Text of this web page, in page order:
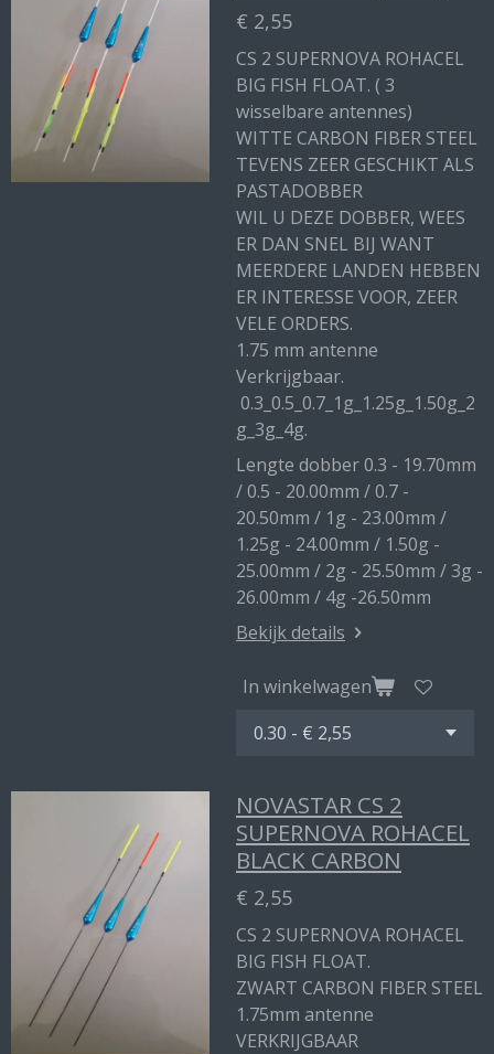
€ 2,55
CS 2 SUPERNOVA ROHACEL
BIG FISH FLOAT. ( 3
wisselbare antennes)
WITTE CARBON FIBER STEEL
TEVENS ZEER GESCHIKT ALS
PASTADOBBER
WIL U DEZE DOBBER, WEES
ER DAN SNEL BIJ WANT
MEERDERE LANDEN HEBBEN
ER INTERESSE VOOR, ZEER
VELE ORDERS.
1.75 mm antenne
Verkrijgbaar.
0.3_0.5_0.7_1g_1.25g_1.50g_2
g_3g_4g.
Lengte dobber 0.3 - 19.70mm
/ 0.5 - 20.00mm / 0.7 -
20.50mm / 1g - 23.00mm /
1.25g - 24.00mm / 1.50g -
25.00mm / 2g - 25.50mm / 3g -
26.00mm / 4g -26.50mm
Bekijk details
In winkelwagen
NOVASTAR CS 2
SUPERNOVA ROHACEL
BLACK CARBON
€ 2,55
CS 2 SUPERNOVA ROHACEL
BIG FISH FLOAT.
ZWART CARBON FIBER STEEL
1.75mm antenne
VERKRIJGBAAR